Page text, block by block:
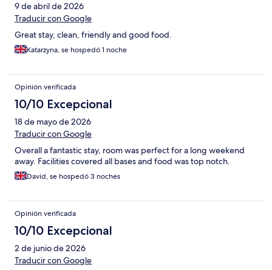
9 de abril de 2026
Traducir con Google
Great stay, clean, friendly and good food.
Katarzyna, se hospedó 1 noche
Opinión verificada
10/10 Excepcional
18 de mayo de 2026
Traducir con Google
Overall a fantastic stay, room was perfect for a long weekend
away. Facilities covered all bases and food was top notch.
David, se hospedó 3 noches
Opinión verificada
10/10 Excepcional
2 de junio de 2026
Traducir con Google